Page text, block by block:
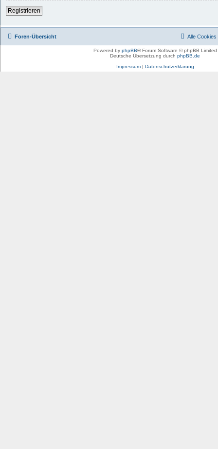
Registrieren
Foren-Übersicht Alle Cookies
Powered by phpBB® Forum Software © phpBB Limited
Deutsche Übersetzung durch phpBB.de
Impressum| Datenschutzerklärung